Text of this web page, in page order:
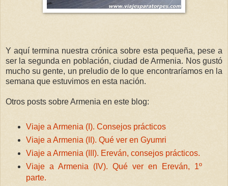
Y aquí termina nuestra crónica sobre esta pequeña, pese a
ser la segunda en población, ciudad de Armenia. Nos gustó
mucho su gente, un preludio de lo que encontraríamos en la
semana que estuvimos en esta nación.
Otros posts sobre Armenia en este blog:
Viaje a Armenia (I). Consejos prácticos
Viaje a Armenia (II). Qué ver en Gyumri
Viaje a Armenia (III). Ereván, consejos prácticos.
Viaje a Armenia (IV). Qué ver en Ereván, 1º
parte.